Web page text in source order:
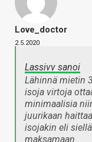
Love_doctor
2.5.2020
Lassivv sanoi
Lähinnä mietin
isoja virtoja
minimaalisia
juurikaan
isojakin eli
maksamaan.